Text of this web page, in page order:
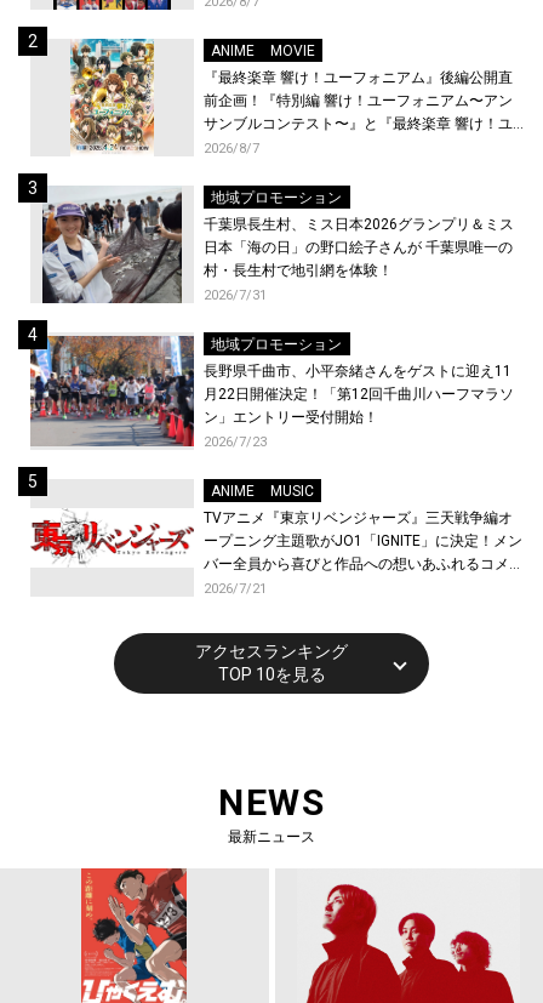
ANIME
MOVIE
『最終楽章 響け！ユーフォニアム』後編公開直
前企画！『特別編 響け！ユーフォニアム〜アン
サンブルコンテスト〜』と『最終楽章 響け！ユ
ーフォニアム』前編の一挙上映が決定！
2026/8/7
地域プロモーション
千葉県長生村、ミス日本2026グランプリ＆ミス
日本「海の日」の野口絵子さんが 千葉県唯一の
村・長生村で地引網を体験！
2026/7/31
地域プロモーション
長野県千曲市、小平奈緒さんをゲストに迎え11
月22日開催決定！「第12回千曲川ハーフマラソ
ン」エントリー受付開始！
2026/7/23
ANIME
MUSIC
TVアニメ『東京リベンジャーズ』三天戦争編オ
ープニング主題歌がJO1「IGNITE」に決定！メン
バー全員から喜びと作品への想いあふれるコメン
トが到着！9月に東京・大阪で先行上映会を開
2026/7/21
アクセスランキング
TOP 10を見る
NEWS
最新ニュース